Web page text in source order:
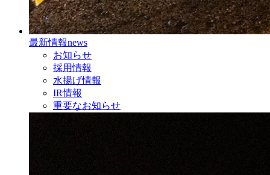
最新情報news
お知らせ
採用情報
水揚げ情報
IR情報
重要なお知らせ